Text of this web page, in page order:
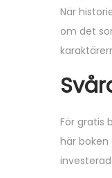
När
om det
För gratis
här